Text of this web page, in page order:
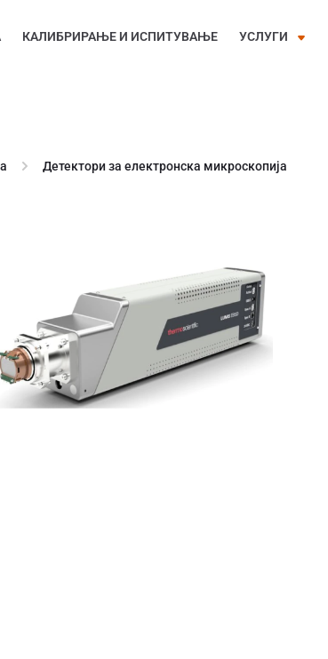
КАЛИБРИРАЊЕ И ИСПИТУВАЊЕ УСЛУГИ
Детектори за електронска микроскопија